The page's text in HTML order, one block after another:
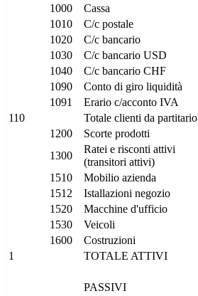
1000
Cassa
1010
C/c postale
1020
C/c bancario
1030
C/c bancario USD
1040
C/c bancario CHF
1090
Conto di giro liquidità
1091
Erario c/acconto IVA
110
Totale clienti da partitario
1200
Scorte prodotti
1300
Ratei e risconti attivi
(transitori attivi)
1510
Mobilio azienda
1512
Istallazioni negozio
1520
Macchine d'ufficio
1530
Veicoli
1600
Costruzioni
1
TOTALE ATTIVI
PASSIVI